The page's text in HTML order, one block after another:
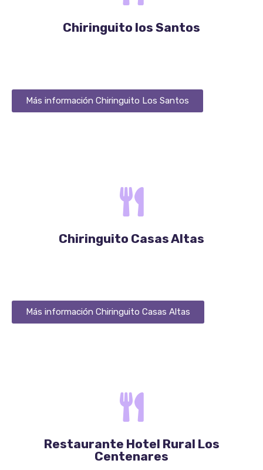
Chiringuito los Santos
Más información Chiringuito Los Santos
Chiringuito Casas Altas
Más información Chiringuito Casas Altas
Restaurante Hotel Rural Los
Centenares